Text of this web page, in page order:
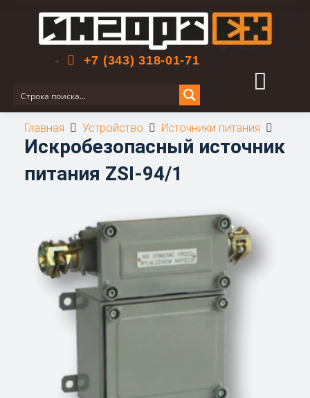
+7 (343) 318-01-71
Главная Устройство Источники питания
Искробезопасный источник
питания ZSI-94/1
Поиск по сайту